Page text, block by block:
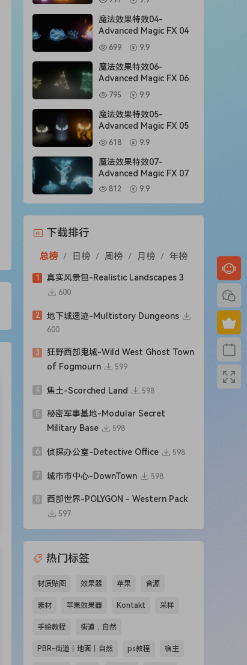
魔法效果特效04-
Advanced Magic FX 04
699 9.9
魔法效果特效06-
Advanced Magic FX 06
795 9.9
魔法效果特效05-
Advanced Magic FX 05
618 9.9
魔法效果特效07-
Advanced Magic FX 07
812 9.9
下载排行
总榜 / 日榜 / 周榜 / 月榜 / 年榜
1 真实风景包-Realistic Landscapes 3
600
2 地下城遗迹-Multistory Dungeons
600
3
狂野西部鬼城-Wild West Ghost Town
of Fogmourn
599
4 焦土-Scorched Land 598
5
秘密军事基地-Modular Secret
Military Base
598
6 侦探办公室-Detective Office 598
7 城市市中心-DownTown 598
8 西部世界-POLYGON - Western Pack
597
热门标签
材质贴图 效果器 苹果 音源
素材 苹果效果器 Kontakt 采样
手绘教程 街道，自然
PBR-街道丨地面丨自然 ps教程 宿主